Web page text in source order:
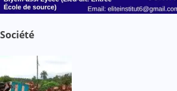
Société